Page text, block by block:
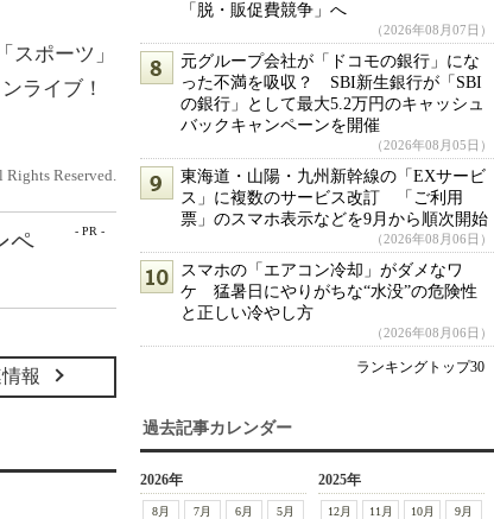
ポーツ」
ライブ！
Reserved.
- PR -
ペ
報
「脱・販促費競争」へ
（2026年08月07日）
元グループ会社が「ドコモの銀行」にな
った不満を吸収？ SBI新生銀行が「SBI
の銀行」として最大5.2万円のキャッシュ
バックキャンペーンを開催
（2026年08月05日）
東海道・山陽・九州新幹線の「EXサービ
ス」に複数のサービス改訂 「ご利用
票」のスマホ表示などを9月から順次開始
（2026年08月06日）
スマホの「エアコン冷却」がダメなワ
ケ 猛暑日にやりがちな“水没”の危険性
と正しい冷やし方
（2026年08月06日）
ランキングトップ30
過去記事カレンダー
2026年
8月 7月 6月
5月
2025年
12月 11月 10月
9月